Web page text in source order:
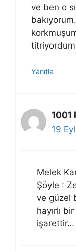
ve ben o
Yanıtla
1001
19
Melek
Şöyle :
ve güzel
hayırlı
işarettir…